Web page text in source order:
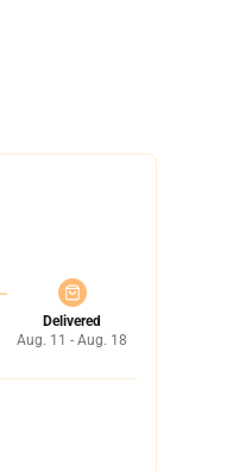
Delivered
Aug. 11 - Aug. 18